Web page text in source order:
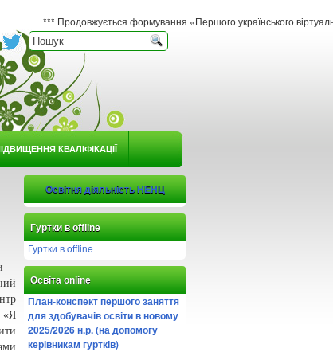
*** Продовжується формування «Першого українського віртуального
КВАЛІФІКАЦІЇ
–
«Я
Освітня діяльність НЕНЦ
Гуртки в offline
Гуртки в offline
Освіта online
План-конспект першого заняття
для здобувачів освіти в новому
2025/2026 н.р. (на допомогу
керівникам гуртків)